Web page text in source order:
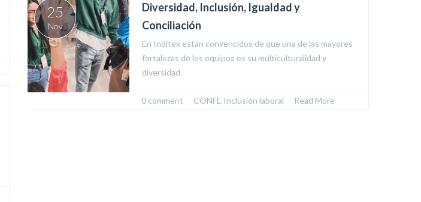
25
Nov
Diversidad, Inclusión, Igualdad y
Conciliación
En Inditex están convencidos de que una de las mayores
fortalezas de los equipos es su multiculturalidad y
diversidad.
0 comment CONFE Inclusión laboral Read More